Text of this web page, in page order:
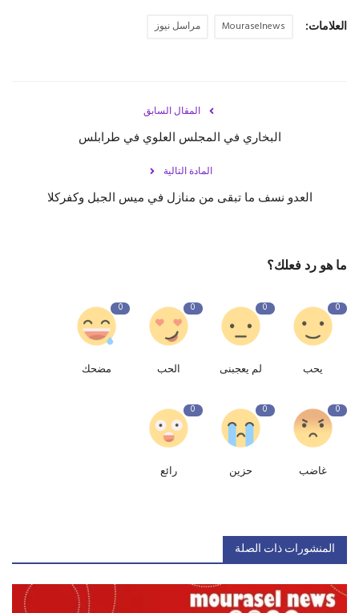
العلامات: Mouraselnews مراسل نيوز
المقال السابق
البخاري في المجلس العلوي في طرابلس
المادة التالية
العدو نسف ما تبقى من منازل في ميس الجبل وكفركلا
ما هو رد فعلك؟
0
يحب
0
لم يعجبنى
0
الحب
0
مضحك
0
غاضب
0
حزين
0
رائع
المنشورات ذات الصلة